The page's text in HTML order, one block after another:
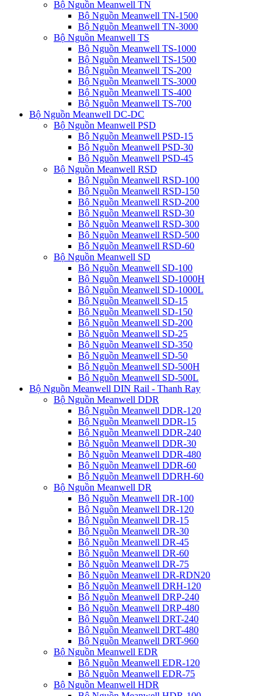
Bộ Nguồn Meanwell TN
Bộ Nguồn Meanwell TN-1500
Bộ Nguồn Meanwell TN-3000
Bộ Nguồn Meanwell TS
Bộ Nguồn Meanwell TS-1000
Bộ Nguồn Meanwell TS-1500
Bộ Nguồn Meanwell TS-200
Bộ Nguồn Meanwell TS-3000
Bộ Nguồn Meanwell TS-400
Bộ Nguồn Meanwell TS-700
Bộ Nguồn Meanwell DC-DC
Bộ Nguồn Meanwell PSD
Bộ Nguồn Meanwell PSD-15
Bộ Nguồn Meanwell PSD-30
Bộ Nguồn Meanwell PSD-45
Bộ Nguồn Meanwell RSD
Bộ Nguồn Meanwell RSD-100
Bộ Nguồn Meanwell RSD-150
Bộ Nguồn Meanwell RSD-200
Bộ Nguồn Meanwell RSD-30
Bộ Nguồn Meanwell RSD-300
Bộ Nguồn Meanwell RSD-500
Bộ Nguồn Meanwell RSD-60
Bộ Nguồn Meanwell SD
Bộ Nguồn Meanwell SD-100
Bộ Nguồn Meanwell SD-1000H
Bộ Nguồn Meanwell SD-1000L
Bộ Nguồn Meanwell SD-15
Bộ Nguồn Meanwell SD-150
Bộ Nguồn Meanwell SD-200
Bộ Nguồn Meanwell SD-25
Bộ Nguồn Meanwell SD-350
Bộ Nguồn Meanwell SD-50
Bộ Nguồn Meanwell SD-500H
Bộ Nguồn Meanwell SD-500L
Bộ Nguồn Meanwell DIN Rail - Thanh Ray
Bộ Nguồn Meanwell DDR
Bộ Nguồn Meanwell DDR-120
Bộ Nguồn Meanwell DDR-15
Bộ Nguồn Meanwell DDR-240
Bộ Nguồn Meanwell DDR-30
Bộ Nguồn Meanwell DDR-480
Bộ Nguồn Meanwell DDR-60
Bộ Nguồn Meanwell DDRH-60
Bộ Nguồn Meanwell DR
Bộ Nguồn Meanwell DR-100
Bộ Nguồn Meanwell DR-120
Bộ Nguồn Meanwell DR-15
Bộ Nguồn Meanwell DR-30
Bộ Nguồn Meanwell DR-45
Bộ Nguồn Meanwell DR-60
Bộ Nguồn Meanwell DR-75
Bộ Nguồn Meanwell DR-RDN20
Bộ Nguồn Meanwell DRH-120
Bộ Nguồn Meanwell DRP-240
Bộ Nguồn Meanwell DRP-480
Bộ Nguồn Meanwell DRT-240
Bộ Nguồn Meanwell DRT-480
Bộ Nguồn Meanwell DRT-960
Bộ Nguồn Meanwell EDR
Bộ Nguồn Meanwell EDR-120
Bộ Nguồn Meanwell EDR-75
Bộ Nguồn Meanwell HDR